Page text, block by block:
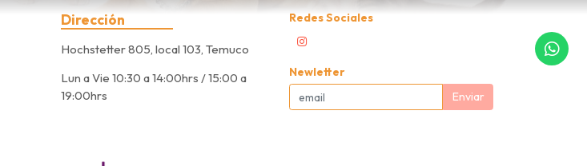
Dirección
Hochstetter 805, local 103, Temuco
Lun a Vie 10:30 a 14:00hrs / 15:00 a
19:00hrs
Redes Sociales
Newletter
Enviar